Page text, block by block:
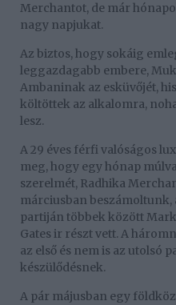
Merchantot, de már
nagy napjukat.
Az biztos, hogy sokáig
leggazdagabb embere,
Ambaninak az esküvőjét,
költöttek az alkalomra,
lesz.
A 29 éves férfi valóságos
meg, hogy egy hónap
szerelmét, Radhika
márciusban beszámoltunk,
partiján többek között
Gates ir részt vett. A
az első és nem is az utolsó
készülődésnek.
A pár májusban egy